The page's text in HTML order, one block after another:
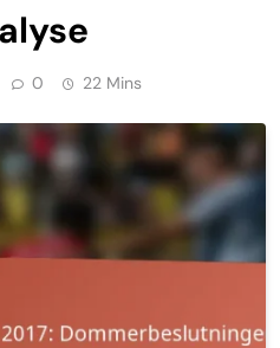
0 22 Mins